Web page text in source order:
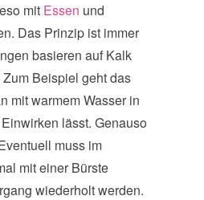
mit Essen und
Das Prinzip ist immer
basieren auf Kalk
Beispiel geht das
mit warmem Wasser in
lässt. Genauso
muss im
mit einer Bürste
wiederholt werden.